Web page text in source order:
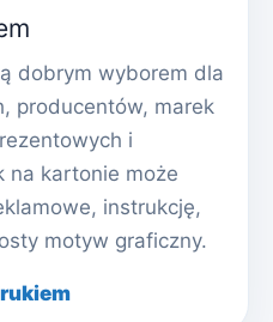
dobrym wyborem dla
producentów, marek
i
na kartonie może
instrukcję,
motyw graficzny.